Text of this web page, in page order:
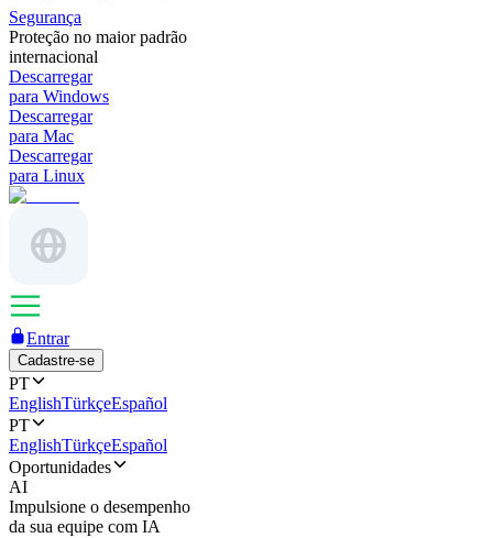
Segurança
Proteção no maior padrão
internacional
Descarregar
para Windows
Descarregar
para Mac
Descarregar
para Linux
Entrar
Cadastre-se
PT
EnglishTürkçeEspañol
PT
EnglishTürkçeEspañol
Oportunidades
AI
Impulsione o desempenho
da sua equipe com IA